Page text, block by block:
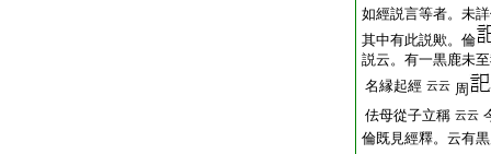
如經説言等者。未
其中有此説歟。倫
説云。有一黒鹿未
名縁起經 云云 周
佉母從子立稱 云云
倫既見經釋。云有